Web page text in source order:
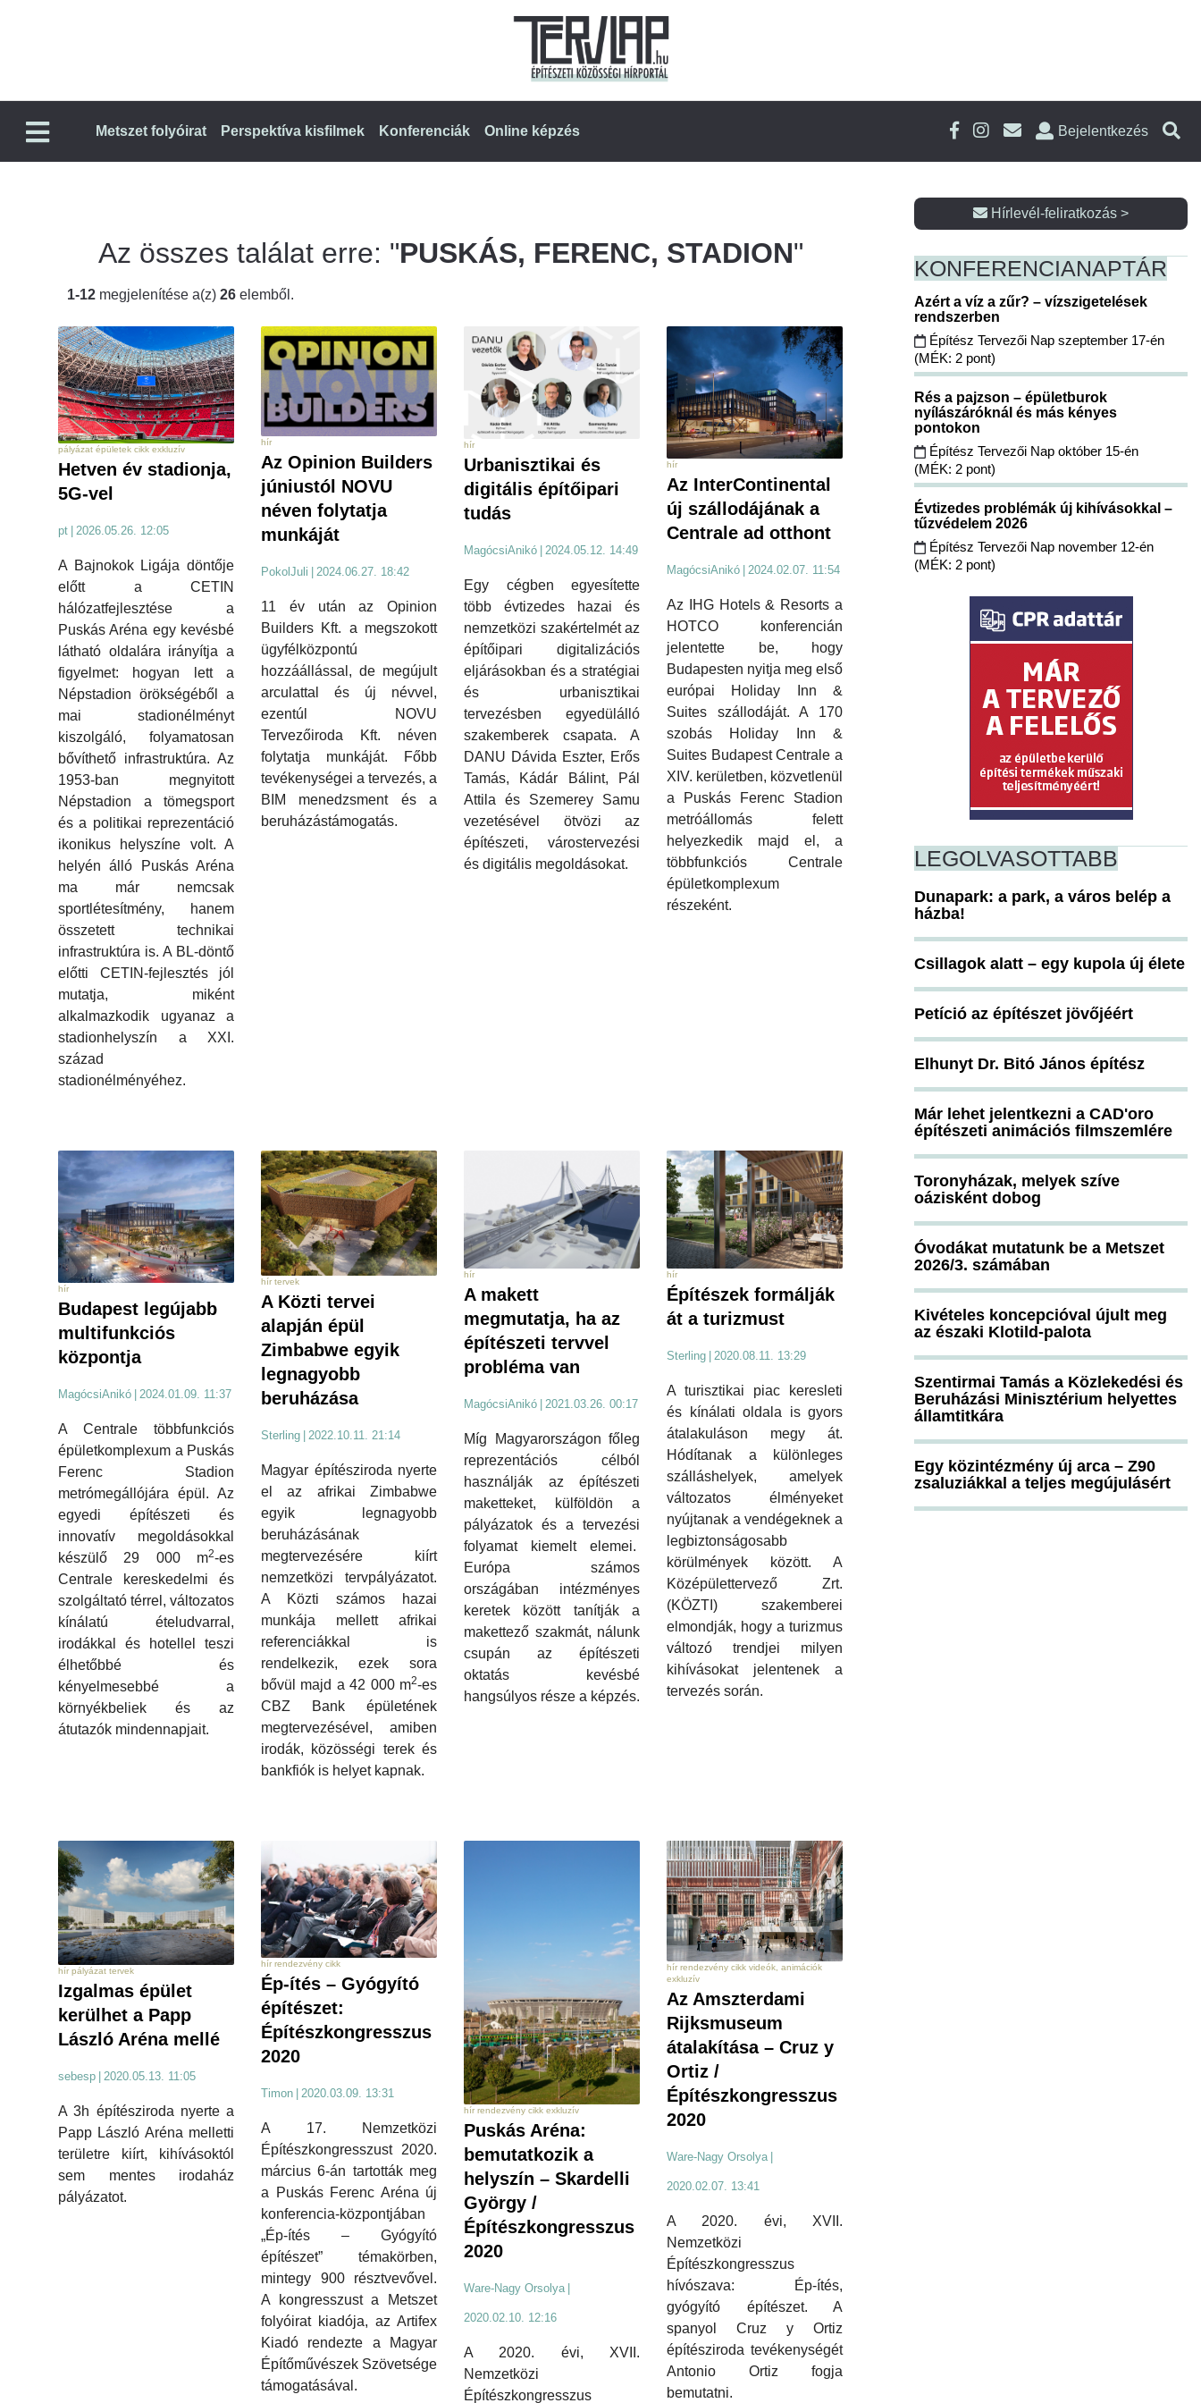
Metszet folyóirat Perspektíva kisfilmek Konferenciák Online képzés Bejelentkezés
Az összes találat erre: "PUSKÁS, FERENC, STADION"
1-12 megjelenítése a(z) 26 elemből.
pályázat épületek cikk exkluzív
Hetven év stadionja,
5G-vel
pt 2026.05.26. 12:05
A Bajnokok Ligája döntője
előtt a CETIN
hálózatfejlesztése a
Puskás Aréna egy kevésbé
látható oldalára irányítja a
figyelmet: hogyan lett a
Népstadion örökségéből a
mai stadionélményt
kiszolgáló, folyamatosan
bővíthető infrastruktúra. Az
1953-ban megnyitott
Népstadion a tömegsport
és a politikai reprezentáció
ikonikus helyszíne volt. A
helyén álló Puskás Aréna
ma már nemcsak
sportlétesítmény, hanem
összetett technikai
infrastruktúra is. A BL-döntő
előtti CETIN-fejlesztés jól
mutatja, miként
alkalmazkodik ugyanaz a
stadionhelyszín a XXI.
század
stadionélményéhez.
hír
Az Opinion Builders
júniustól NOVU
néven folytatja
munkáját
PokolJuli 2024.06.27. 18:42
11 év után az Opinion
Builders Kft. a megszokott
ügyfélközpontú
hozzáállással, de megújult
arculattal és új névvel,
ezentúl NOVU
Tervezőiroda Kft. néven
folytatja munkáját. Főbb
tevékenységei a tervezés, a
BIM menedzsment és a
beruházástámogatás.
hír
Urbanisztikai és
digitális építőipari
tudás
MagócsiAnikó | 2024.05.12. 14:49
Egy cégben egyesítette
több évtizedes hazai és
nemzetközi szakértelmét az
építőipari digitalizációs
eljárásokban és a stratégiai
és urbanisztikai
tervezésben egyedülálló
szakemberek csapata. A
DANU Dávida Eszter, Erős
Tamás, Kádár Bálint, Pál
Attila és Szemerey Samu
vezetésével ötvözi az
építészeti, várostervezési
és digitális megoldásokat.
hír
Az InterContinental
új szállodájának a
Centrale ad otthont
MagócsiAnikó | 2024.02.07. 11:54
Az IHG Hotels & Resorts a
HOTCO konferencián
jelentette be, hogy
Budapesten nyitja meg első
európai Holiday Inn &
Suites szállodáját. A 170
szobás Holiday Inn &
Suites Budapest Centrale a
XIV. kerületben, közvetlenül
a Puskás Ferenc Stadion
metróállomás felett
helyezkedik majd el, a
többfunkciós Centrale
épületkomplexum
részeként.
hír
Budapest legújabb
multifunkciós
központja
MagócsiAnikó 2024.01.09. 11:37
A Centrale többfunkciós
épületkomplexum a Puskás
Ferenc Stadion
metrómegállójára épül. Az
egyedi építészeti és
innovatív megoldásokkal
készülő 29 000 m2-es
Centrale kereskedelmi és
szolgáltató térrel, változatos
kínálatú ételudvarral,
irodákkal és hotellel teszi
élhetőbbé és
kényelmesebbé a
környékbeliek és az
átutazók mindennapjait.
hír tervek
A Közti tervei
alapján épül
Zimbabwe egyik
legnagyobb
beruházása
Sterling | 2022.10.11. 21:14
Magyar építésziroda nyerte
el az afrikai Zimbabwe
egyik legnagyobb
beruházásának
megtervezésére kiírt
nemzetközi tervpályázatot.
A Közti számos hazai
munkája mellett afrikai
referenciákkal is
rendelkezik, ezek sora
bővül majd a 42 000 m2-es
CBZ Bank épületének
megtervezésével, amiben
irodák, közösségi terek és
bankfiók is helyet kapnak.
hír
A makett
megmutatja, ha az
építészeti tervvel
probléma van
MagócsiAnikó | 2021.03.26. 00:17
Míg Magyarországon főleg
reprezentációs célból
használják az építészeti
maketteket, külföldön a
pályázatok és a tervezési
folyamat kiemelt elemei.
Európa számos
országában intézményes
keretek között tanítják a
makettező szakmát, nálunk
csupán az építészeti
oktatás kevésbé
hangsúlyos része a képzés.
hír
Építészek formálják
át a turizmust
Sterling | 2020.08.11. 13:29
A turisztikai piac keresleti
és kínálati oldala is gyors
átalakuláson megy át.
Hódítanak a különleges
szálláshelyek, amelyek
változatos élményeket
nyújtanak a vendégeknek a
legbiztonságosabb
körülmények között. A
Középülettervező Zrt.
(KÖZTI) szakemberei
elmondják, hogy a turizmus
változó trendjei milyen
kihívásokat jelentenek a
tervezés során.
hír pályázat tervek
Izgalmas épület
kerülhet a Papp
László Aréna mellé
sebesp 2020.05.13. 11:05
A 3h építésziroda nyerte a
Papp László Aréna melletti
területre kiírt, kihívásoktól
sem mentes irodaház
pályázatot.
hír rendezvény cikk
Ép-ítés – Gyógyító
építészet:
Építészkongresszus
2020
Timon 2020.03.09. 13:31
A 17. Nemzetközi
Építészkongresszust 2020.
március 6-án tartották meg
a Puskás Ferenc Aréna új
konferencia-központjában
„Ép-ítés – Gyógyító
építészet” témakörben,
mintegy 900 résztvevővel.
A kongresszust a Metszet
folyóirat kiadója, az Artifex
Kiadó rendezte a Magyar
Építőművészek Szövetsége
támogatásával.
hír rendezvény cikk exkluzív
Puskás Aréna:
bemutatkozik a
helyszín – Skardelli
György /
Építészkongresszus
2020
Ware-Nagy Orsolya
2020.02.10. 12:16
A 2020. évi, XVII.
Nemzetközi
Építészkongresszus
hír rendezvény cikk videók, animációk
exkluzív
Az Amszterdami
Rijksmuseum
átalakítása – Cruz y
Ortiz /
Építészkongresszus
2020
Ware-Nagy Orsolya |
2020.02.07. 13:41
A 2020. évi, XVII.
Nemzetközi
Építészkongresszus
hívószava: Ép-ítés,
gyógyító építészet. A
spanyol Cruz y Ortiz
építésziroda tevékenységét
Antonio Ortiz fogja
bemutatni.
Hírlevél-feliratkozás >
KONFERENCIANAPTÁR
Azért a víz a zűr? – vízszigetelések
rendszerben
Építész Tervezői Nap szeptember 17-én
(MÉK: 2 pont)
Rés a pajzson – épületburok
nyílászáróknál és más kényes
pontokon
Építész Tervezői Nap október 15-én
(MÉK: 2 pont)
Évtizedes problémák új kihívásokkal –
tűzvédelem 2026
Építész Tervezői Nap november 12-én
(MÉK: 2 pont)
LEGOLVASOTTABB
Dunapark: a park, a város belép a
házba!
Csillagok alatt – egy kupola új élete
Petíció az építészet jövőjéért
Elhunyt Dr. Bitó János építész
Már lehet jelentkezni a CAD'oro
építészeti animációs filmszemlére
Toronyházak, melyek szíve
oázisként dobog
Óvodákat mutatunk be a Metszet
2026/3. számában
Kivételes koncepcióval újult meg
az északi Klotild-palota
Szentirmai Tamás a Közlekedési és
Beruházási Minisztérium helyettes
államtitkára
Egy közintézmény új arca – Z90
zsaluziákkal a teljes megújulásért